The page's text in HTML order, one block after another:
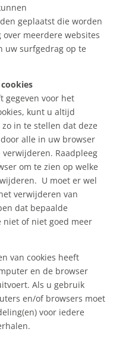
geplaatst die worden
meerdere websites
uw surfgedrag op te
gegeven voor het
kunt u altijd
in te stellen dat deze
alle in uw browser
Raadpleeg
om te zien op welke
U moet er wel
verwijderen van
dat bepaalde
of niet goed meer
van cookies heeft
en de browser
Als u gebruik
en/of browsers moet
voor iedere